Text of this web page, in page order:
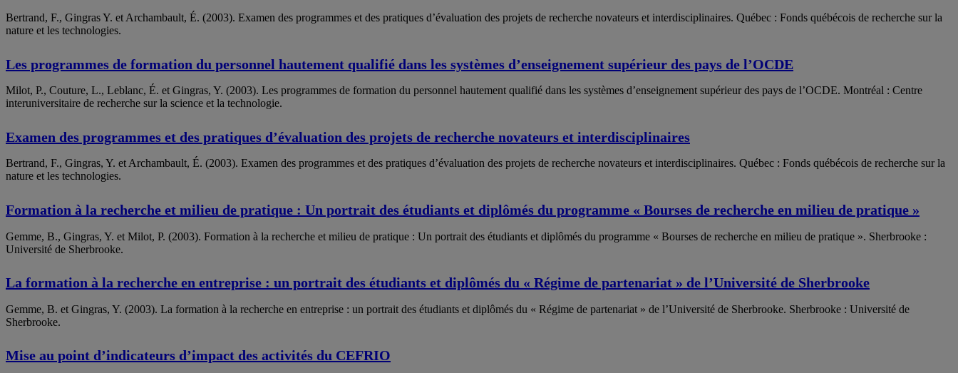
Bertrand, F., Gingras Y. et Archambault, É. (2003). Examen des programmes et des pratiques d’évaluation des projets de recherche novateurs et interdisciplinaires. Québec : Fonds québécois de recherche sur la
nature et les technologies.
Les programmes de formation du personnel hautement qualifié dans les systèmes d’enseignement supérieur des pays de l’OCDE
Milot, P., Couture, L., Leblanc, É. et Gingras, Y. (2003). Les programmes de formation du personnel hautement qualifié dans les systèmes d’enseignement supérieur des pays de l’OCDE. Montréal : Centre
interuniversitaire de recherche sur la science et la technologie.
Examen des programmes et des pratiques d’évaluation des projets de recherche novateurs et interdisciplinaires
Bertrand, F., Gingras, Y. et Archambault, É. (2003). Examen des programmes et des pratiques d’évaluation des projets de recherche novateurs et interdisciplinaires. Québec : Fonds québécois de recherche sur la
nature et les technologies.
Formation à la recherche et milieu de pratique : Un portrait des étudiants et diplômés du programme « Bourses de recherche en milieu de pratique »
Gemme, B., Gingras, Y. et Milot, P. (2003). Formation à la recherche et milieu de pratique : Un portrait des étudiants et diplômés du programme « Bourses de recherche en milieu de pratique ». Sherbrooke :
Université de Sherbrooke.
La formation à la recherche en entreprise : un portrait des étudiants et diplômés du « Régime de partenariat » de l’Université de Sherbrooke
Gemme, B. et Gingras, Y. (2003). La formation à la recherche en entreprise : un portrait des étudiants et diplômés du « Régime de partenariat » de l’Université de Sherbrooke. Sherbrooke : Université de
Sherbrooke.
Mise au point d’indicateurs d’impact des activités du CEFRIO